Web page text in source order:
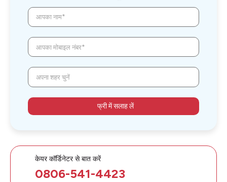
आपका नाम*
आपका मोबाइल नंबर*
अपना शहर चुनें
फ्री में सलाह लें
केयर कॉर्डिनेटर से बात करें
0806-541-4423